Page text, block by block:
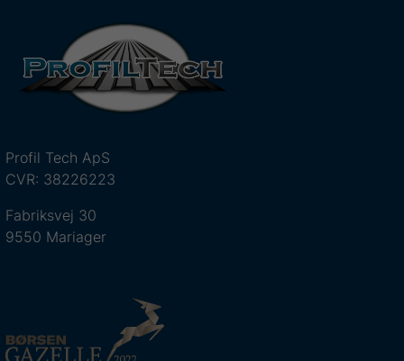
Profil Tech ApS
CVR: 38226223
Fabriksvej 30
9550 Mariager